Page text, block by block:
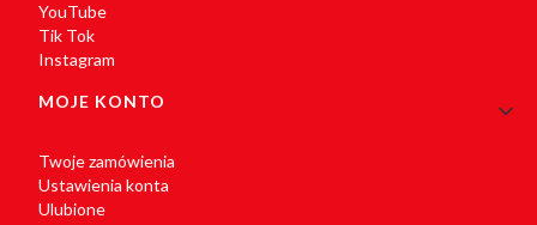
YouTube
Tik Tok
Instagram
MOJE KONTO
Twoje zamówienia
Ustawienia konta
Ulubione